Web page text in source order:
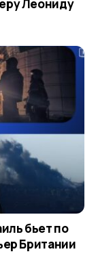
Леониду
бьет по
Британии